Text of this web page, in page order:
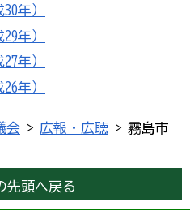
年）
年）
年）
年）
会 > 広報・広聴 > 霧島市
先頭へ戻る